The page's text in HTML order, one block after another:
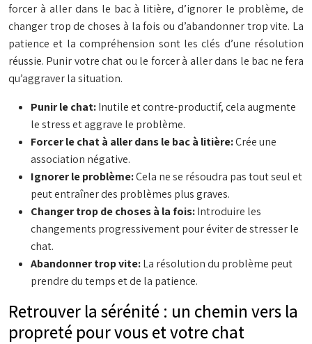
forcer à aller dans le bac à litière, d’ignorer le problème, de
changer trop de choses à la fois ou d’abandonner trop vite. La
patience et la compréhension sont les clés d’une résolution
réussie. Punir votre chat ou le forcer à aller dans le bac ne fera
qu’aggraver la situation.
Punir le chat:Inutile et contre-productif, cela augmente
le stress et aggrave le problème.
Forcer le chat à aller dans le bac à litière:Crée une
association négative.
Ignorer le problème:Cela ne se résoudra pas tout seul et
peut entraîner des problèmes plus graves.
Changer trop de choses à la fois:Introduire les
changements progressivement pour éviter de stresser le
chat.
Abandonner trop vite:La résolution du problème peut
prendre du temps et de la patience.
Retrouver la sérénité : un chemin vers la
propreté pour vous et votre chat